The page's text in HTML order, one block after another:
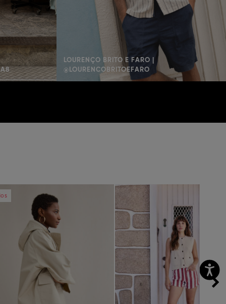
LOURENÇO BRITO E FARO |
@LOURENCOBRITOEFARO
Next Previous